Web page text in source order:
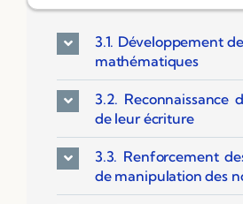
3.1. Développement
mathématiques
3.2. Reconnaissance
de leur écriture
3.3. Renforcement
de manipulation des
Niveaux Scolaires
Matières
Taxonomies